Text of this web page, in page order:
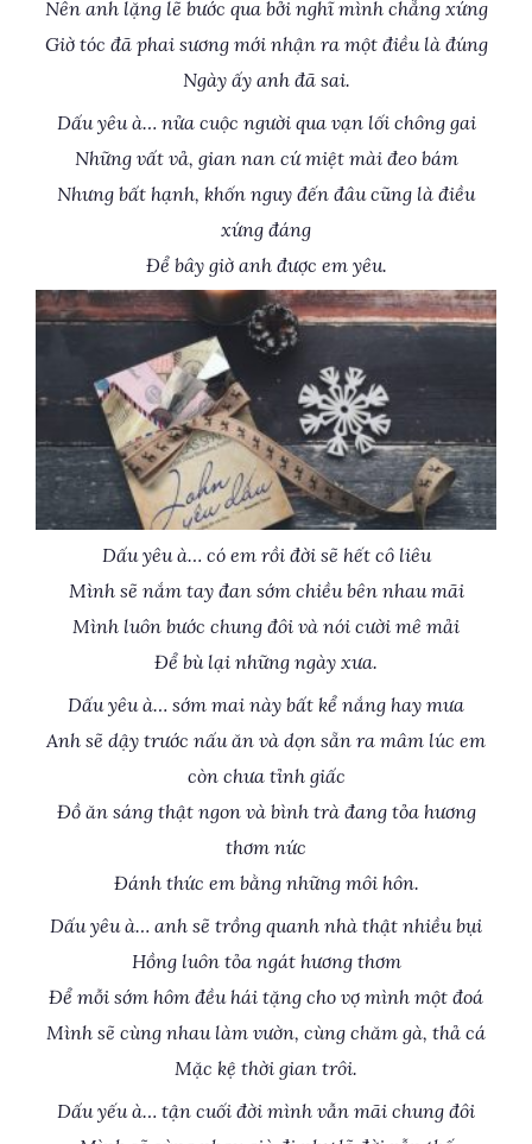
Nên anh lặng lẽ bước qua bởi nghĩ mình chẳng xứng
Giờ tóc đã phai sương mới nhận ra một điều là đúng
Ngày ấy anh đã sai.
Dấu yêu à… nửa cuộc người qua vạn lối chông gai
Những vất vả, gian nan cứ miệt mài đeo bám
Nhưng bất hạnh, khốn nguy đến đâu cũng là điều
xứng đáng
Để bây giờ anh được em yêu.
Dấu yêu à… có em rồi đời sẽ hết cô liêu
Mình sẽ nắm tay đan sớm chiều bên nhau mãi
Mình luôn bước chung đôi và nói cười mê mải
Để bù lại những ngày xưa.
Dấu yêu à… sớm mai này bất kể nắng hay mưa
Anh sẽ dậy trước nấu ăn và dọn sẵn ra mâm lúc em
còn chưa tỉnh giấc
Đồ ăn sáng thật ngon và bình trà đang tỏa hương
thơm nức
Đánh thức em bằng những môi hôn.
Dấu yêu à… anh sẽ trồng quanh nhà thật nhiều bụi
Hồng luôn tỏa ngát hương thơm
Để mỗi sớm hôm đều hái tặng cho vợ mình một đoá
Mình sẽ cùng nhau làm vườn, cùng chăm gà, thả cá
Mặc kệ thời gian trôi.
Dấu yếu à… tận cuối đời mình vẫn mãi chung đôi